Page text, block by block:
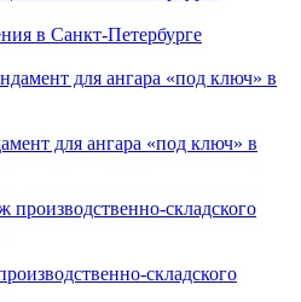
в Санкт-Петербурге
для ангара «под ключ» в
складского